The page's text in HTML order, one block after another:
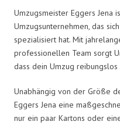
Umzugsmeister Eggers Jena
Umzugsunternehmen, das
spezialisiert hat. Mit
professionellen Team sorgt
dass dein Umzug
Unabhängig von der Größe
Eggers Jena eine
nur ein paar Kartons oder